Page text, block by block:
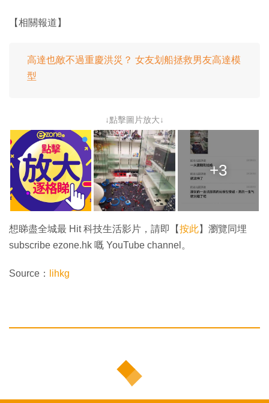
【相關報道】
高達也敵不過重慶洪災？ 女友划船拯救男友高達模
型
↓點擊圖片放大↓
+3
想睇盡全城最 Hit 科技生活影片，請即【按此】瀏覽同埋
subscribe ezone.hk 嘅 YouTube channel。
Source： lihkg